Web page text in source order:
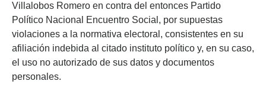
Villalobos Romero en contra del entonces Partido
Político Nacional Encuentro Social, por supuestas
violaciones a la normativa electoral, consistentes en su
afiliación indebida al citado instituto político y, en su caso,
el uso no autorizado de sus datos y documentos
personales.